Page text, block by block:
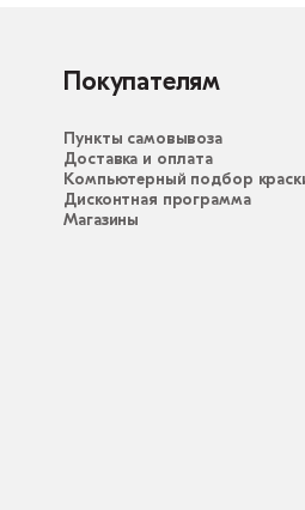
Покупателям
Пункты самовывоза
Доставка и оплата
Компьютерный подбор
Дисконтная программа
Магазины